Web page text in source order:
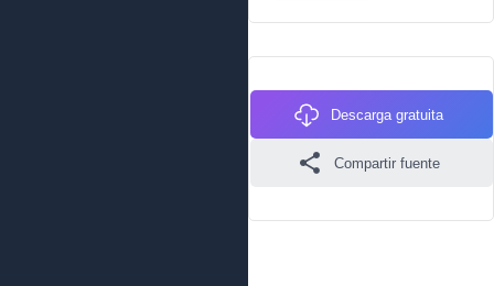
Descarga gratuita
Compartir fuente